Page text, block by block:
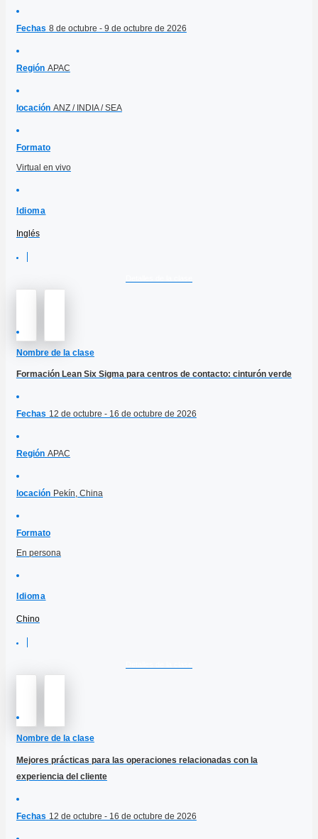
Fechas 8 de octubre - 9 de octubre de 2026
Región APAC
locación ANZ / INDIA / SEA
Formato
Virtual en vivo
Idioma
Inglés
Nombre de la clase
Formación Lean Six Sigma para centros de contacto: cinturón verde
Fechas 12 de octubre - 16 de octubre de 2026
Región APAC
locación Pekín, China
Formato
En persona
Idioma
Chino
Nombre de la clase
Mejores prácticas para las operaciones relacionadas con la
experiencia del cliente
Fechas 12 de octubre - 16 de octubre de 2026